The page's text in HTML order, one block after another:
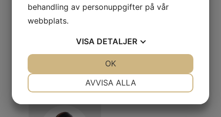
För annonsering kontakta
Binh Tan
behandling av personuppgifter på vår
webbplats.
VISA DETALJER
MARKNADSFÖRING
AVVISA ALLA
OK